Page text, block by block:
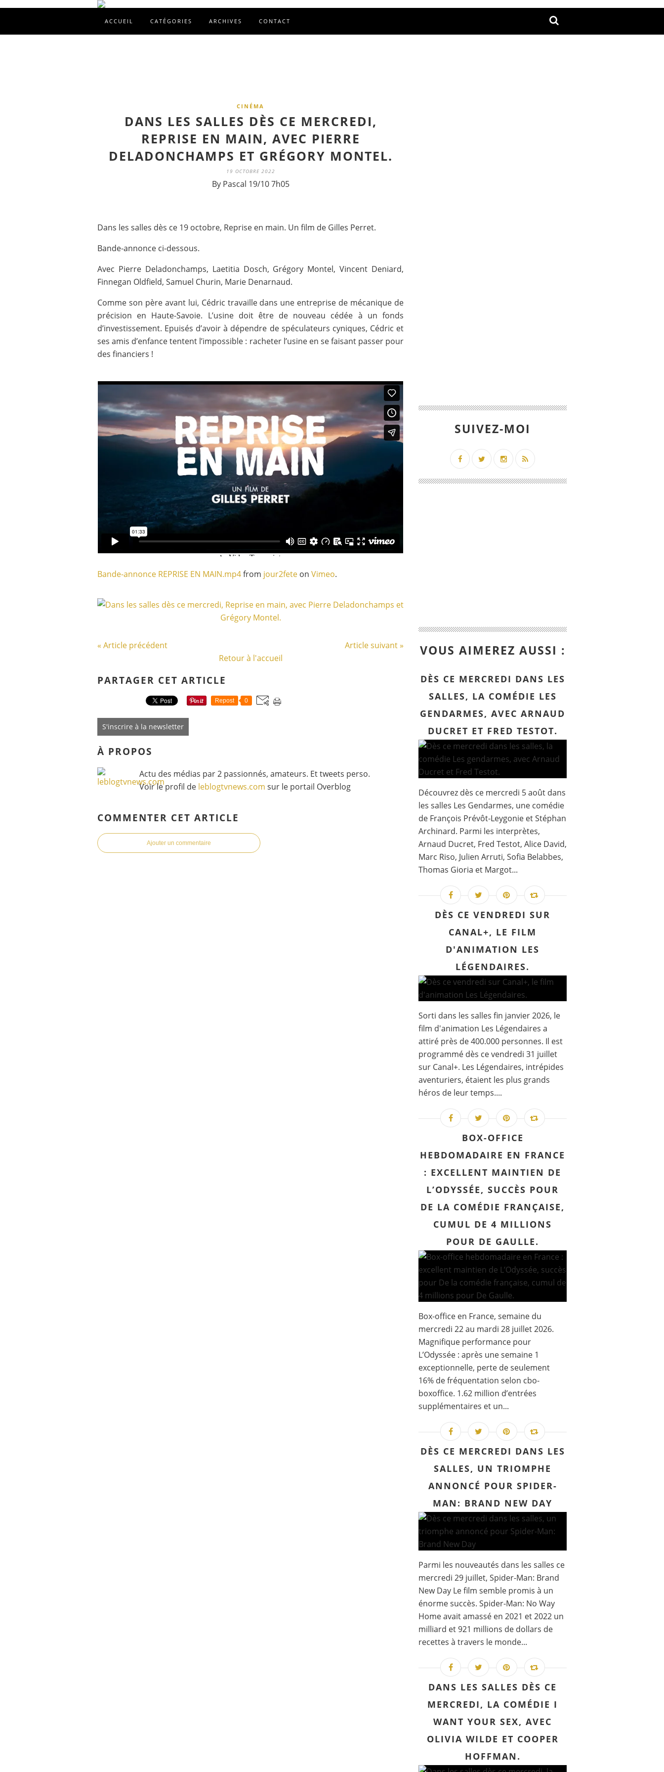
ACCUEIL CATÉGORIES ARCHIVES CONTACT
CINÉMA
DANS LES SALLES DÈS CE MERCREDI,
REPRISE EN MAIN, AVEC PIERRE
DELADONCHAMPS ET GRÉGORY MONTEL.
19 OCTOBRE 2022
By Pascal 19/10 7h05
Dans les salles dès ce 19 octobre, Reprise en main. Un film de Gilles Perret.
Bande-annonce ci-dessous.
Avec Pierre Deladonchamps, Laetitia Dosch, Grégory Montel, Vincent Deniard,
Finnegan Oldfield, Samuel Churin, Marie Denarnaud.
Comme son père avant lui, Cédric travaille dans une entreprise de mécanique de
précision en Haute-Savoie. L’usine doit être de nouveau cédée à un fonds
d’investissement. Epuisés d’avoir à dépendre de spéculateurs cyniques, Cédric et
ses amis d’enfance tentent l’impossible : racheter l’usine en se faisant passer pour
des financiers !
Bande-annonce REPRISE EN MAIN.mp4from jour2fete on Vimeo.
« Article précédent
Article suivant »
Retour à l'accueil
PARTAGER CET ARTICLE
Repost 0
S'inscrire à la newsletter
À PROPOS
Actu des médias par 2 passionnés, amateurs. Et tweets perso.
Voir le profil de leblogtvnews.com sur le portail Overblog
COMMENTER CET ARTICLE
Ajouter un commentaire
SUIVEZ-MOI
VOUS AIMEREZ AUSSI :
DÈS CE MERCREDI DANS LES
SALLES, LA COMÉDIE LES
GENDARMES, AVEC ARNAUD
DUCRET ET FRED TESTOT.
Découvrez dès ce mercredi 5 août dans
les salles Les Gendarmes, une comédie
de François Prévôt-Leygonie et Stéphan
Archinard. Parmi les interprètes,
Arnaud Ducret, Fred Testot, Alice David,
Marc Riso, Julien Arruti, Sofia Belabbes,
Thomas Gioria et Margot...
DÈS CE VENDREDI SUR
CANAL+, LE FILM
D'ANIMATION LES
LÉGENDAIRES.
Sorti dans les salles fin janvier 2026, le
film d'animation Les Légendaires a
attiré près de 400.000 personnes. Il est
programmé dès ce vendredi 31 juillet
sur Canal+. Les Légendaires, intrépides
aventuriers, étaient les plus grands
héros de leur temps....
BOX-OFFICE
HEBDOMADAIRE EN FRANCE
: EXCELLENT MAINTIEN DE
L’ODYSSÉE, SUCCÈS POUR
DE LA COMÉDIE FRANÇAISE,
CUMUL DE 4 MILLIONS
POUR DE GAULLE.
Box-office en France, semaine du
mercredi 22 au mardi 28 juillet 2026.
Magnifique performance pour
L’Odyssée : après une semaine 1
exceptionnelle, perte de seulement
16% de fréquentation selon cbo-
boxoffice. 1.62 million d’entrées
supplémentaires et un...
DÈS CE MERCREDI DANS LES
SALLES, UN TRIOMPHE
ANNONCÉ POUR SPIDER-
MAN: BRAND NEW DAY
Parmi les nouveautés dans les salles ce
mercredi 29 juillet, Spider-Man: Brand
New Day Le film semble promis à un
énorme succès. Spider-Man: No Way
Home avait amassé en 2021 et 2022 un
milliard et 921 millions de dollars de
recettes à travers le monde...
DANS LES SALLES DÈS CE
MERCREDI, LA COMÉDIE I
WANT YOUR SEX, AVEC
OLIVIA WILDE ET COOPER
HOFFMAN.